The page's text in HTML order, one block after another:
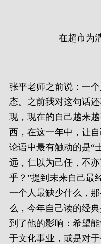
在超市为
张平老师之前说：一
态。之前我对这句话
现，现在的自己越来
西，在这一年中，让
论语中最有触动的是“
远，仁以为己任，不
乎？”提到未来自己最
一个人最缺少什么，
么，今年自己读的经
到了他的影响：希望
于文化事业，或是对